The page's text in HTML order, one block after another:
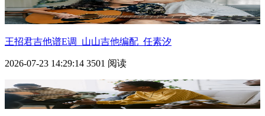
王招君吉他谱E调_山山吉他编配_任素汐
2026-07-23 14:29:14 3501 阅读